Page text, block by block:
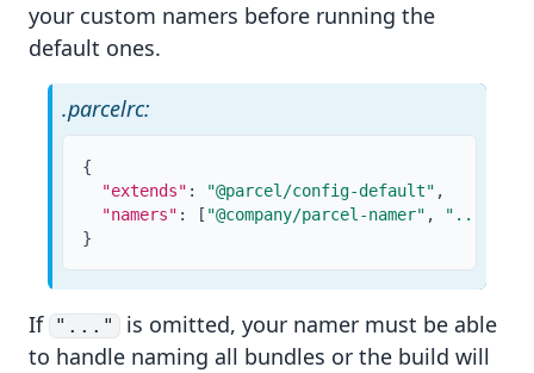
your custom namers before running the
default ones.
.parcelrc:
{
"extends" : "@parcel/config-default" ,
"namers" : [ "@company/parcel-namer" , "..."
}
If "..."
is omitted, your namer must be able
to handle naming all bundles or the build will